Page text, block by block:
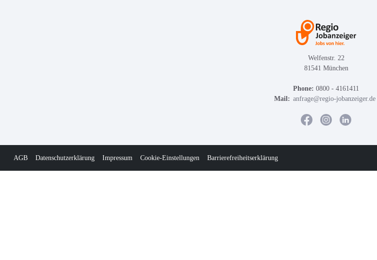
Welfenstr. 22
81541 München
Phone: 0800 - 4161411
Mail: anfrage@regio-jobanzeiger.de
AGB Datenschutzerklärung Impressum Cookie-Einstellungen Barrierefreiheitserklärung